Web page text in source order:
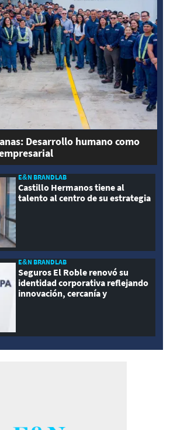
Desarrollo humano como
E&N BRANDLAB
Castillo Hermanos tiene al
talento al centro de su estrategia
E&N BRANDLAB
Seguros El Roble renovó su
identidad corporativa reflejando
innovación, cercanía y